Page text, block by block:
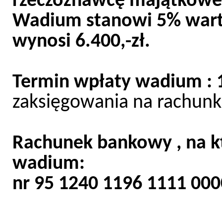
Wadium stanowi 5%
wynosi 6.400,-zł.
Termin wpłaty wadium :
zaksięgowania na
Rachunek bankowy , na
wadium:
nr 95 1240 1196 1111